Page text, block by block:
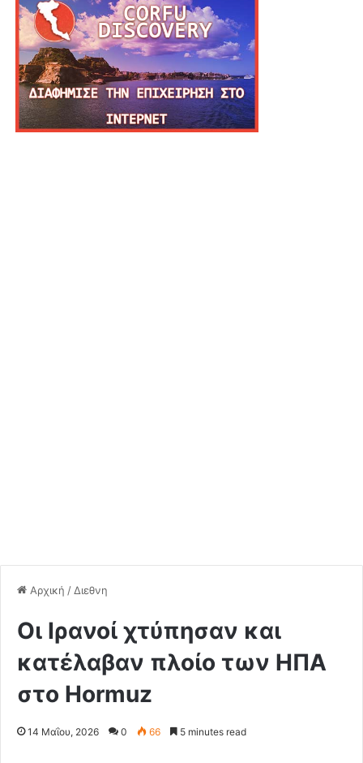
Αρχική / Διεθνη
Οι Ιρανοί χτύπησαν και
κατέλαβαν πλοίο των ΗΠΑ
στο Hormuz
14 Μαΐου, 2026 0 66 5 minutes read